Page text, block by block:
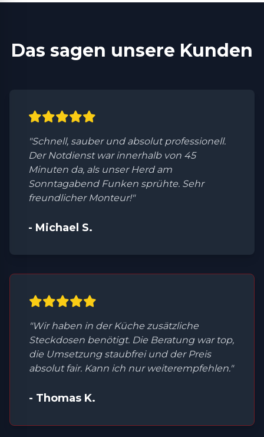
Das sagen unsere Kunden
"Schnell, sauber und absolut professionell.
Der Notdienst war innerhalb von 45
Minuten da, als unser Herd am
Sonntagabend Funken sprühte. Sehr
freundlicher Monteur!"
- Michael S.
"Wir haben in der Küche zusätzliche
Steckdosen benötigt. Die Beratung war top,
die Umsetzung staubfrei und der Preis
absolut fair. Kann ich nur weiterempfehlen."
- Thomas K.